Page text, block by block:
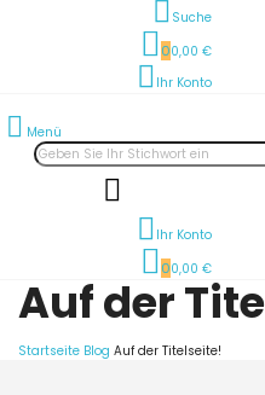
Suche
00,00 €
Ihr Konto
Menü
Ihr Konto
00,00 €
Auf der
Startseite Blog Auf der Titelseite!